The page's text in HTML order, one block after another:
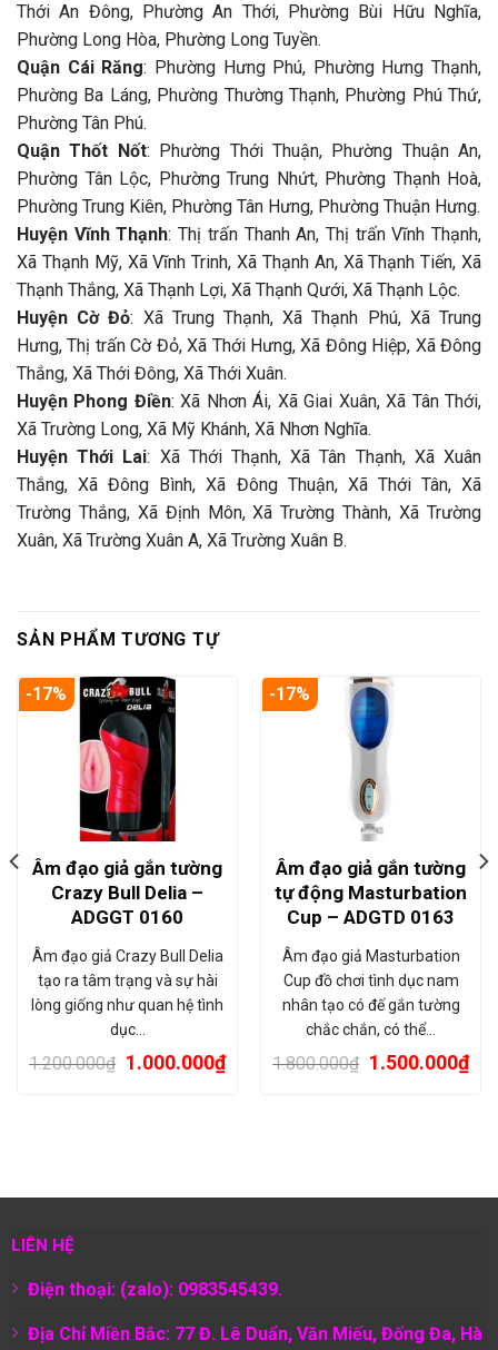
Thới An Đông, Phường An Thới, Phường Bùi Hữu Nghĩa,
Phường Long Hòa, Phường Long Tuyền.
Quận Cái Răng: Phường Hưng Phú, Phường Hưng Thạnh,
Phường Ba Láng, Phường Thường Thạnh, Phường Phú Thứ,
Phường Tân Phú.
Quận Thốt Nốt: Phường Thới Thuận, Phường Thuận An,
Phường Tân Lộc, Phường Trung Nhứt, Phường Thạnh Hoà,
Phường Trung Kiên, Phường Tân Hưng, Phường Thuận Hưng.
Huyện Vĩnh Thạnh: Thị trấn Thanh An, Thị trấn Vĩnh Thạnh,
Xã Thạnh Mỹ, Xã Vĩnh Trinh, Xã Thạnh An, Xã Thạnh Tiến, Xã
Thạnh Thắng, Xã Thạnh Lợi, Xã Thạnh Qưới, Xã Thạnh Lộc.
Huyện Cờ Đỏ: Xã Trung Thạnh, Xã Thạnh Phú, Xã Trung
Hưng, Thị trấn Cờ Đỏ, Xã Thới Hưng, Xã Đông Hiệp, Xã Đông
Thắng, Xã Thới Đông, Xã Thới Xuân.
Huyện Phong Điền: Xã Nhơn Ái, Xã Giai Xuân, Xã Tân Thới,
Xã Trường Long, Xã Mỹ Khánh, Xã Nhơn Nghĩa.
Huyện Thới Lai: Xã Thới Thạnh, Xã Tân Thạnh, Xã Xuân
Thắng, Xã Đông Bình, Xã Đông Thuận, Xã Thới Tân, Xã
Trường Thắng, Xã Định Môn, Xã Trường Thành, Xã Trường
Xuân, Xã Trường Xuân A, Xã Trường Xuân B.
SẢN PHẨM TƯƠNG TỰ
-17%
Âm đạo giả gắn tường
Crazy Bull Delia –
ADGGT 0160
Âm đạo giả Crazy Bull Delia
tạo ra tâm trạng và sự hài
lòng giống như quan hệ tình
dục…
1.200.000₫ 1.000.000₫
-17%
Âm đạo giả gắn tường
tự động Masturbation
Cup – ADGTD 0163
Âm đạo giả Masturbation
Cup đồ chơi tình dục nam
nhân tạo có đế gắn tường
chắc chắn, có thể…
1.800.000₫ 1.500.000₫
LIÊN HỆ
Điện thoại: (zalo): 0983545439.
Địa Chỉ Miền Bắc: 77 Đ. Lê Duẩn, Văn Miếu, Đống Đa, Hà